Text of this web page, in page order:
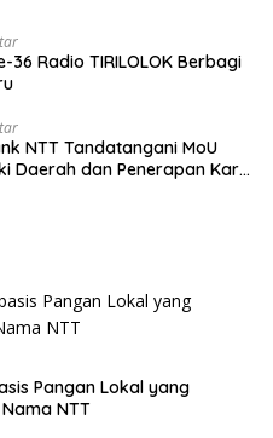
36 Radio TIRILOLOK Berbagi
NTT Tandatangani MoU
Daerah dan Penerapan Kartu
Pangan Lokal yang
NTT